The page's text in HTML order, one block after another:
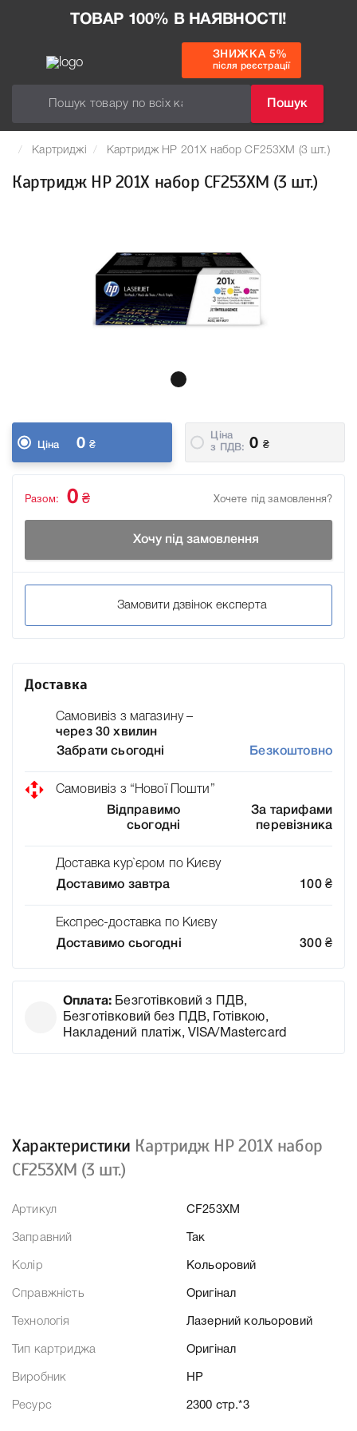
ТОВАР 100% В НАЯВНОСТІ!
Пошук
ЗНИЖКА 5%
після реєстрації
Картриджі Картридж HP 201X набор CF253XM (3 шт.)
Картридж HP 201X набор CF253XM (3 шт.)
Ціна 0 ₴
Ціна
з ПДВ:
0 ₴
Хочете під замовлення?
Разом: 0 ₴
Хочу під замовлення
Замовити дзвінок експерта
Доставка
Самовивіз з магазину –
через 30 хвилин
Забрати сьогодні
Безкоштовно
Самовивіз з “Нової Пошти”
Відправимо
сьогодні
За тарифами
перевізника
Доставка кур`єром по Києву
Доставимо завтра
100 ₴
Експрес-доставка по Києву
Доставимо сьогодні
300 ₴
Оплата: Безготівковий з ПДВ,
Безготівковий без ПДВ, Готівкою,
Накладений платіж, VISA/Mastercard
Характеристики Картридж HP 201X набор
CF253XM (3 шт.)
Артикул CF253XM
Заправний Так
Колір Кольоровий
Справжність Оригінал
Технологія Лазерний кольоровий
Тип картриджа Оригінал
Виробник HP
Ресурс 2300 стр.*3